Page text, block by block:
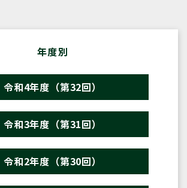
年度別
令和4年度（第32回）
令和3年度（第31回）
令和2年度（第30回）